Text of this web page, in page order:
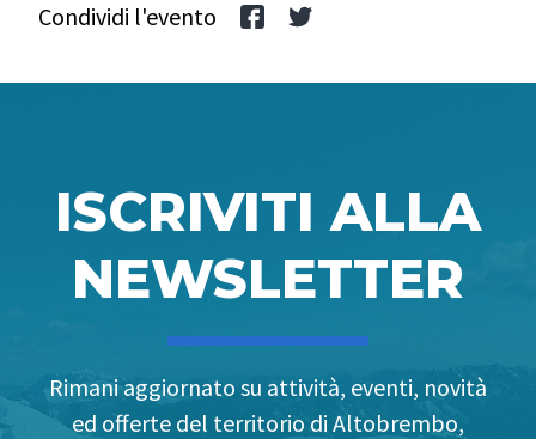
Condividi l'evento
ISCRIVITI ALLA
NEWSLETTER
Rimani aggiornato su attività, eventi, novità
ed offerte del territorio di Altobrembo,